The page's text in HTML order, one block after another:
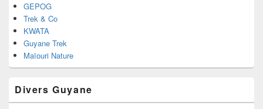
GEPOG
Trek & Co
KWATA
Guyane Trek
Maïouri Nature
Divers Guyane